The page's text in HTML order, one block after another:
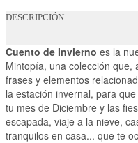
DESCRIPCIÓN
Cuento de Invierno es la
Mintopía, una colección que,
frases y elementos
la estación invernal, para
tu mes de Diciembre y las
escapada, viaje a la nieve,
tranquilos en casa... que te